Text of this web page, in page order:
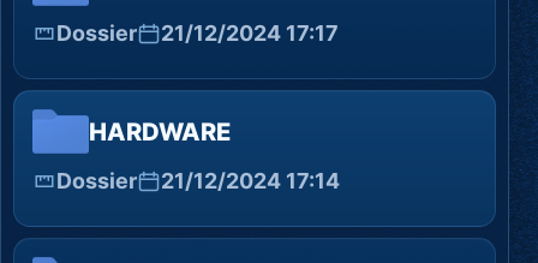
Dossier 21/12/2024 17:17
HARDWARE
Dossier 21/12/2024 17:14